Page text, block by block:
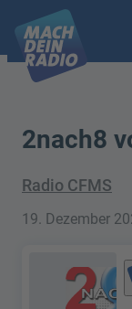
2nach8
Radio CFMS
19. Dezember